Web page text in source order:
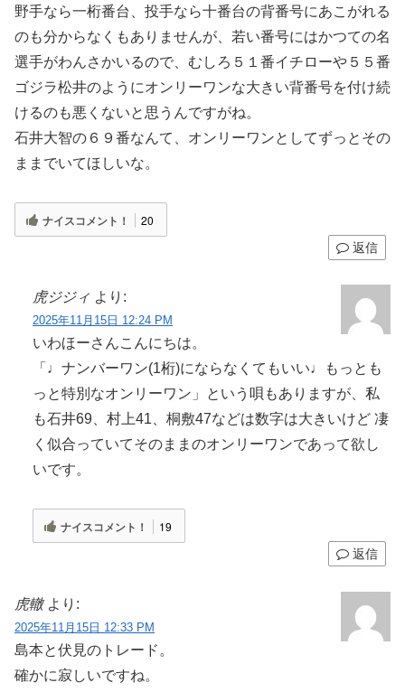
野手なら一桁番台、投手なら十番台の背番号にあこがれる
のも分からなくもありませんが、若い番号にはかつての名
選手がわんさかいるので、むしろ５１番イチローや５５番
ゴジラ松井のようにオンリーワンな大きい背番号を付け続
けるのも悪くないと思うんですがね。
石井大智の６９番なんて、オンリーワンとしてずっとその
ままでいてほしいな。
ナイスコメント！ 20
返信
虎ジジィ より:
2025年11月15日 12:24 PM
いわほーさんこんにちは。
「♩ナンバーワン(1桁)にならなくてもいい♩もっとも
っと特別なオンリーワン」という唄もありますが、私
も石井69、村上41、桐敷47などは数字は大きいけど 凄
く似合っていてそのままのオンリーワンであって欲し
いです。
ナイスコメント！ 19
返信
虎轍 より:
2025年11月15日 12:33 PM
島本と伏見のトレード。
確かに寂しいですね。